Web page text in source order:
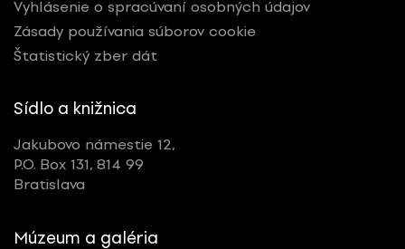
Vyhlásenie o spracúvaní osobných údajov
Zásady používania súborov cookie
Štatistický zber dát
Sídlo a knižnica
Jakubovo námestie 12,
P.O. Box 131, 814 99
Bratislava
Múzeum a galéria